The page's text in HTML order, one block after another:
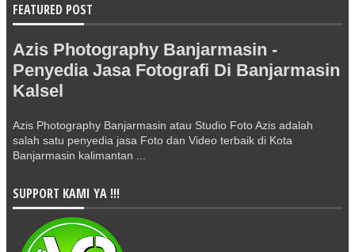
FEATURED POST
Azis Photography Banjarmasin -
Penyedia Jasa Fotografi Di Banjarmasin
Kalsel
Azis Photography Banjarmasin atau Studio Foto Azis adalah
salah satu penyedia jasa Foto dan Video terbaik di Kota
Banjarmasin kalimantan ...
SUPPORT KAMI YA !!!